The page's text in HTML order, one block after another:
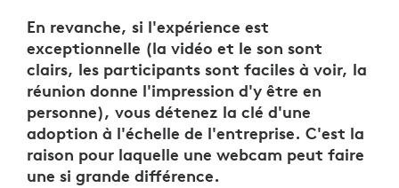
En revanche, si l'expérience est
exceptionnelle (la vidéo et le son sont
clairs, les participants sont faciles à voir, la
réunion donne l'impression d'y être en
personne), vous détenez la clé d'une
adoption à l'échelle de l'entreprise. C'est la
raison pour laquelle une webcam peut faire
une si grande différence.